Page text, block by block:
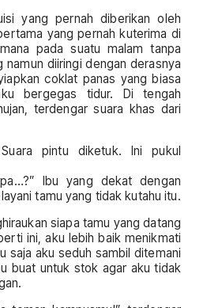
yang pernah diberikan oleh
yang pernah kuterima di
pada suatu malam tanpa
namun diiringi dengan derasnya
coklat panas yang biasa
bergegas tidur. Di tengah
terdengar suara khas dari
pintu diketuk. Ini pukul
Ibu yang dekat dengan
tamu yang tidak kutahu itu.
siapa tamu yang datang
ini, aku lebih baik menikmati
saja aku seduh sambil ditemani
buat untuk stok agar aku tidak